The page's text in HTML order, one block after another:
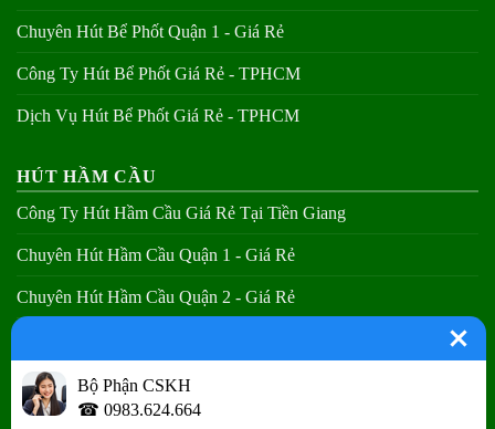
Chuyên Hút Bể Phốt Quận 1 - Giá Rẻ
Công Ty Hút Bể Phốt Giá Rẻ - TPHCM
Dịch Vụ Hút Bể Phốt Giá Rẻ - TPHCM
HÚT HẦM CẦU
Công Ty Hút Hầm Cầu Giá Rẻ Tại Tiền Giang
Chuyên Hút Hầm Cầu Quận 1 - Giá Rẻ
Chuyên Hút Hầm Cầu Quận 2 - Giá Rẻ
THÔNG CẦU NGHẸT
Bộ Phận CSKH
☎ 0983.624.664